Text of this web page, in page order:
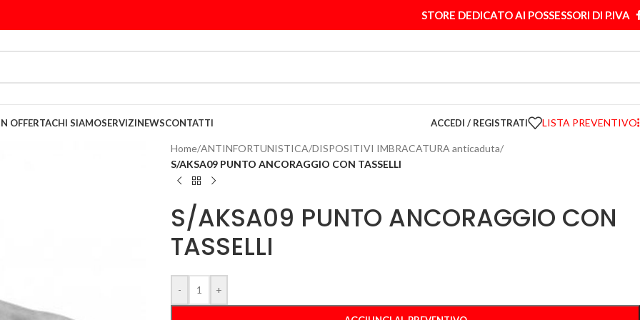
STORE DEDICATO AI POSSESSORI DI P.IVA
OFFERTACHI SIAMOSERVIZINEWSCONTATTI ACCEDI / REGISTRATI LISTA PREVENTIVO
Home/ANTINFORTUNISTICA/DISPOSITIVI IMBRACATURA anticaduta/
S/AKSA09 PUNTO ANCORAGGIO CON TASSELLI
S/AKSA09 PUNTO ANCORAGGIO CON
TASSELLI
- +